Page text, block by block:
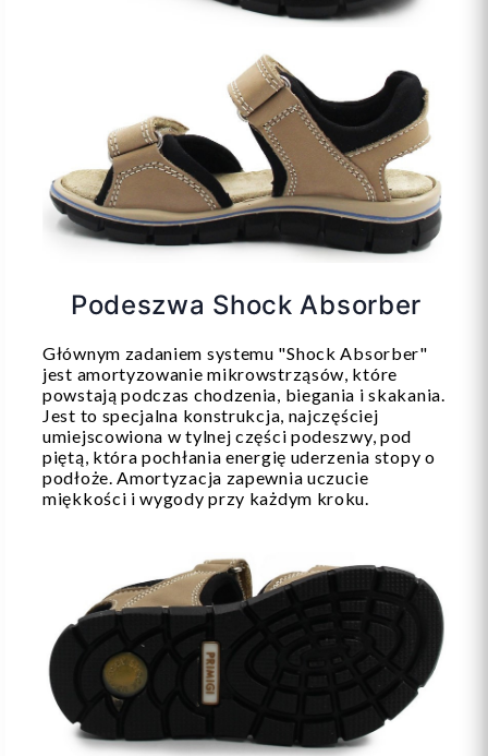
Podeszwa Shock Absorber
Głównym zadaniem systemu "Shock Absorber"
jest amortyzowanie mikrowstrząsów, które
powstają podczas chodzenia, biegania i skakania.
Jest to specjalna konstrukcja, najczęściej
umiejscowiona w tylnej części podeszwy, pod
piętą, która pochłania energię uderzenia stopy o
podłoże. Amortyzacja zapewnia uczucie
miękkości i wygody przy każdym kroku.